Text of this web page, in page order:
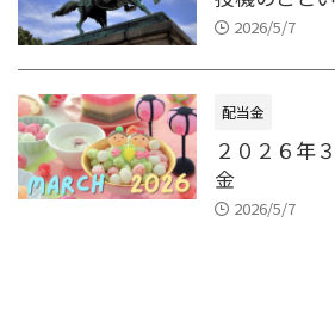
2026/5/7
配当金
２０２６年
金
2026/5/7